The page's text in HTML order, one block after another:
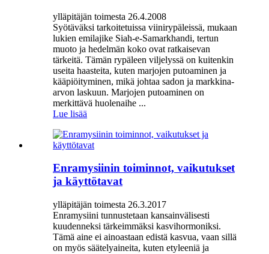
ylläpitäjän toimesta 26.4.2008
Syötäväksi tarkoitetuissa viinirypäleissä, mukaan
lukien emilajike Siah-e-Samarkhandi, tertun
muoto ja hedelmän koko ovat ratkaisevan
tärkeitä. Tämän rypäleen viljelyssä on kuitenkin
useita haasteita, kuten marjojen putoaminen ja
kääpiöityminen, mikä johtaa sadon ja markkina-
arvon laskuun. Marjojen putoaminen on
merkittävä huolenaihe ...
Lue lisää
Enramysiinin toiminnot, vaikutukset
ja käyttötavat
ylläpitäjän toimesta 26.3.2017
Enramysiini tunnustetaan kansainvälisesti
kuudenneksi tärkeimmäksi kasvihormoniksi.
Tämä aine ei ainoastaan ​​edistä kasvua, vaan sillä
on myös säätelyaineita, kuten etyleeniä ja